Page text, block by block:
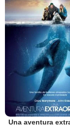
Una aventura